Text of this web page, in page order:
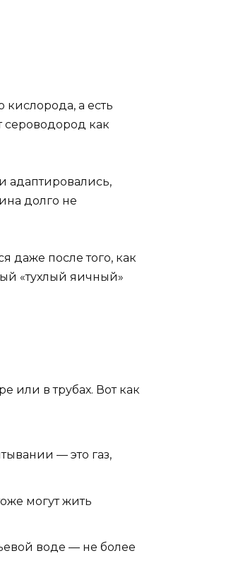
кислорода, а есть
сероводород как
адаптировались,
долго не
даже после того, как
«тухлый яичный»
или в трубах. Вот как
— это газ,
могут жить
воде — не более